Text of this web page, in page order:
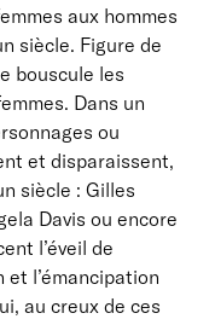
aux hommes
siècle. Figure de
bouscule les
Dans un
ou
et disparaissent,
siècle : Gilles
Davis ou encore
l’éveil de
et l’émancipation
au creux de ces